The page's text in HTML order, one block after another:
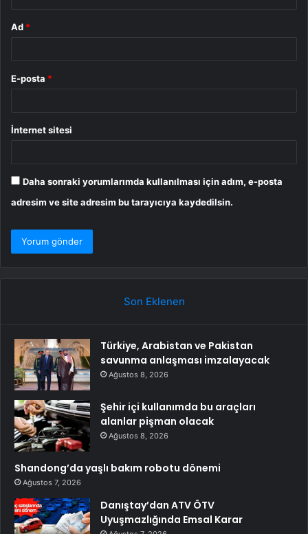
Ad *
E-posta *
İnternet sitesi
Daha sonraki yorumlarımda kullanılması için adım, e-posta
adresim ve site adresim bu tarayıcıya kaydedilsin.
Son Eklenen
Türkiye, Arabistan ve Pakistan
savunma anlaşması imzalayacak
Ağustos 8, 2026
Şehir içi kullanımda bu araçları
alanlar pişman olacak
Ağustos 8, 2026
Shandong’da yaşlı bakım robotu dönemi
Ağustos 7, 2026
Danıştay’dan ATV ÖTV
Uyuşmazlığında Emsal Karar